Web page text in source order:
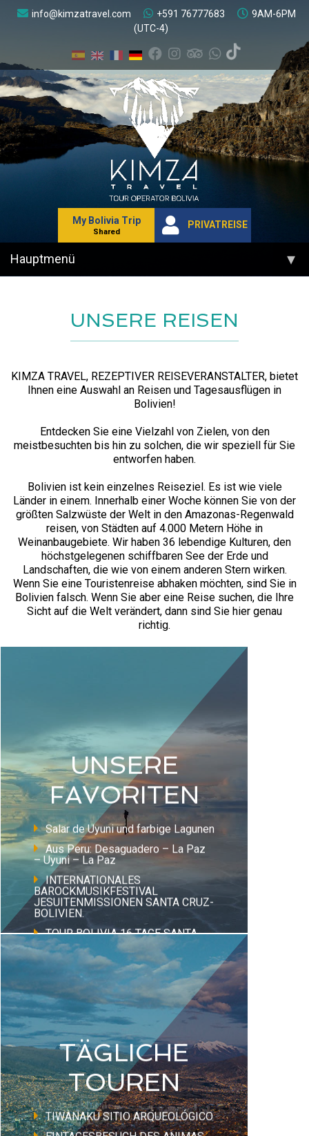
info@kimzatravel.com +591 76777683
9AM-6PM
(UTC-4)
My Bolivia Trip
Shared
PRIVATREISE
Hauptmenü ▾
UNSERE REISEN
KIMZA TRAVEL, REZEPTIVER REISEVERANSTALTER, bietet
Ihnen eine Auswahl an Reisen und Tagesausflügen in
Bolivien!
Entdecken Sie eine Vielzahl von Zielen, von den
meistbesuchten bis hin zu solchen, die wir speziell für Sie
entworfen haben.
Bolivien ist kein einzelnes Reiseziel. Es ist wie viele
Länder in einem. Innerhalb einer Woche können Sie von der
größten Salzwüste der Welt in den Amazonas-Regenwald
reisen, von Städten auf 4.000 Metern Höhe in
Weinanbaugebiete. Wir haben 36 lebendige Kulturen, den
höchstgelegenen schiffbaren See der Erde und
Landschaften, die wie von einem anderen Stern wirken.
Wenn Sie eine Touristenreise abhaken möchten, sind Sie in
Bolivien falsch. Wenn Sie aber eine Reise suchen, die Ihre
Sicht auf die Welt verändert, dann sind Sie hier genau
richtig.
UNSERE
FAVORITEN
Salar de Uyuni und farbige Lagunen
Aus Peru: Desaguadero – La Paz
– Uyuni – La Paz
INTERNATIONALES
BAROCKMUSIKFESTIVAL
JESUITENMISSIONEN SANTA CRUZ-
BOLIVIEN.
TOUR BOLIVIA 16 TAGE SANTA
CRUZ – UYUNI – LA PAZ –
COPACABANA- SANTA CRUZ -
TÄGLICHE
TOUREN
TIWANAKU SITIO ARQUEOLÓGICO